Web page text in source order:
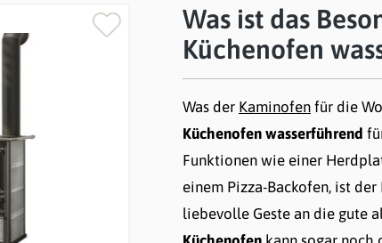
Was ist das
Küchenofen
Was der Kaminofen für die
Küchenofen wasserführend
Funktionen wie einer
einem Pizza-Backofen, ist
liebevolle Geste an die gute